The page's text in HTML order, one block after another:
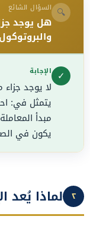
🔍 السؤال الشائع
هل يوجد
✓ الإجابة
لا يوجد
يتمثل في:
يكون في
٢ لماذا يُعد